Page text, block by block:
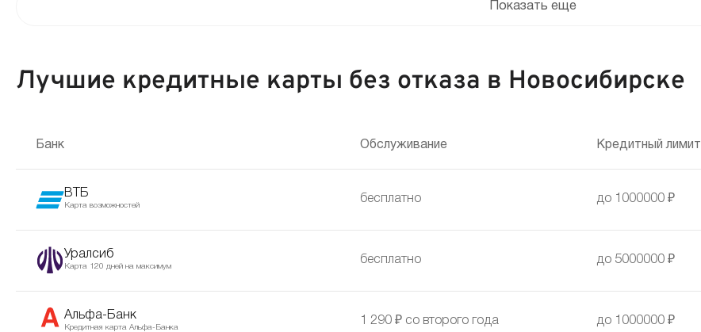
Показать еще
Лучшие кредитные карты без отказа в Новосибирске
Банк Обслуживание Кредитный лимит
ВТБ
Карта возможностей
бесплатно до 1000000 ₽
Уралсиб
Карта 120 дней на максимум
бесплатно до 5000000 ₽
Альфа-Банк
Кредитная карта Альфа-Банка
1 290 ₽ со второго года до 1000000 ₽